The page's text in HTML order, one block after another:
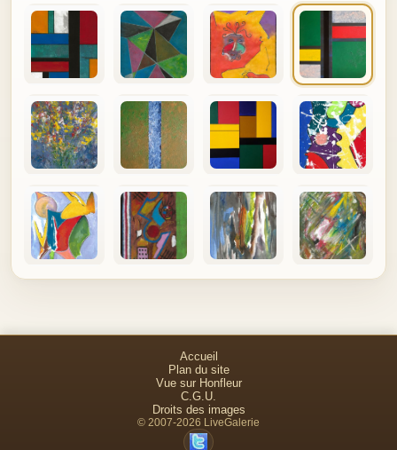
Accueil
Plan du site
Vue sur Honfleur
C.G.U.
Droits des images
© 2007-2026 LiveGalerie